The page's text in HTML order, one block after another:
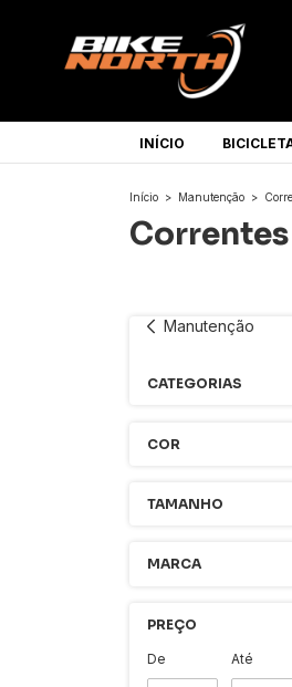
INÍCIO
Início > Manutenção >
Correntes
Manutenção
CATEGORIAS
COR
TAMANHO
MARCA
PREÇO
De Até